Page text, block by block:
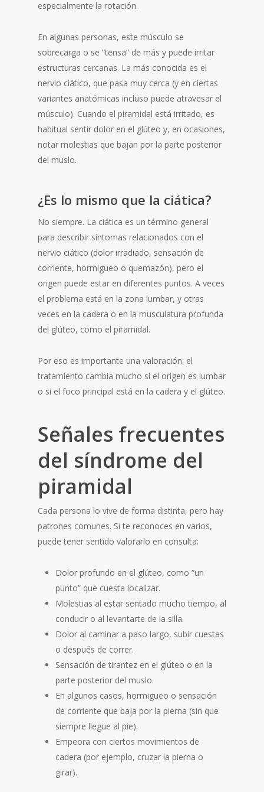
especialmente la rotación.
En algunas personas, este músculo se
sobrecarga o se “tensa” de más y puede irritar
estructuras cercanas. La más conocida es el
nervio ciático, que pasa muy cerca (y en ciertas
variantes anatómicas incluso puede atravesar el
músculo). Cuando el piramidal está irritado, es
habitual sentir dolor en el glúteo y, en ocasiones,
notar molestias que bajan por la parte posterior
del muslo.
¿Es lo mismo que la ciática?
No siempre. La ciática es un término general
para describir síntomas relacionados con el
nervio ciático (dolor irradiado, sensación de
corriente, hormigueo o quemazón), pero el
origen puede estar en diferentes puntos. A veces
el problema está en la zona lumbar, y otras
veces en la cadera o en la musculatura profunda
del glúteo, como el piramidal.
Por eso es importante una valoración: el
tratamiento cambia mucho si el origen es lumbar
o si el foco principal está en la cadera y el glúteo.
Señales frecuentes
del síndrome del
piramidal
Cada persona lo vive de forma distinta, pero hay
patrones comunes. Si te reconoces en varios,
puede tener sentido valorarlo en consulta:
Dolor profundo en el glúteo, como “un
punto” que cuesta localizar.
Molestias al estar sentado mucho tiempo, al
conducir o al levantarte de la silla.
Dolor al caminar a paso largo, subir cuestas
o después de correr.
Sensación de tirantez en el glúteo o en la
parte posterior del muslo.
En algunos casos, hormigueo o sensación
de corriente que baja por la pierna (sin que
siempre llegue al pie).
Empeora con ciertos movimientos de
cadera (por ejemplo, cruzar la pierna o
girar).